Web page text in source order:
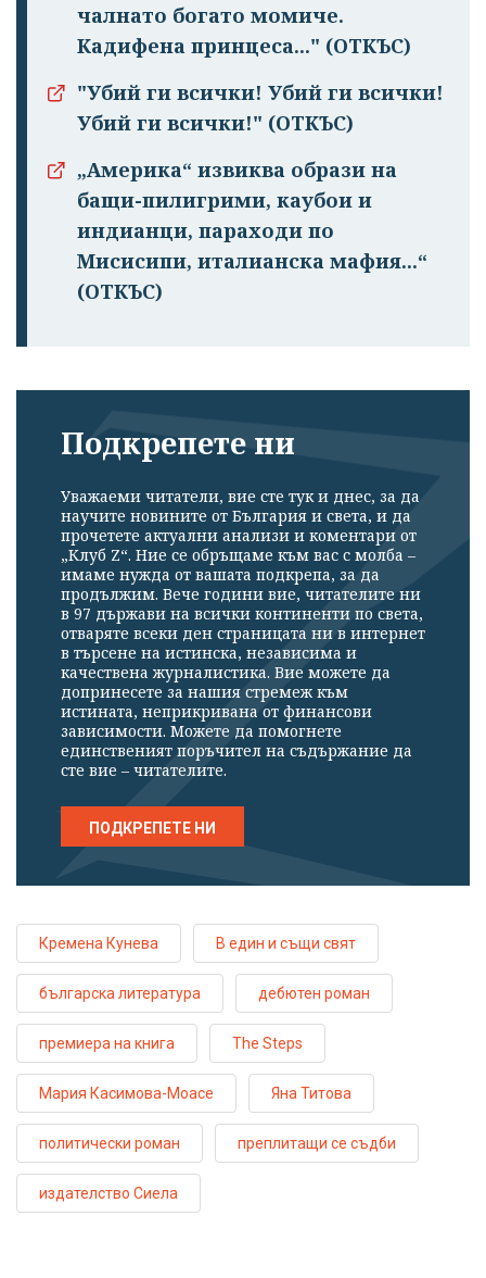
чалнато бога­то момиче.
Кадифена принцеса..." (ОТКЪС)
"Убий ги всички! Убий ги всички!
Убий ги всички!" (ОТКЪС)
„Америка“ извиква образи на
бащи-пилигрими, каубои и
индианци, параходи по
Мисисипи, италианска мафия...“
(ОТКЪС)
Подкрепете ни
Уважаеми читатели, вие сте тук и днес, за да
научите новините от България и света, и да
прочетете актуални анализи и коментари от
„Клуб Z“. Ние се обръщаме към вас с молба –
имаме нужда от вашата подкрепа, за да
продължим. Вече години вие, читателите ни
в 97 държави на всички континенти по света,
отваряте всеки ден страницата ни в интернет
в търсене на истинска, независима и
качествена журналистика. Вие можете да
допринесете за нашия стремеж към
истината, неприкривана от финансови
зависимости. Можете да помогнете
единственият поръчител на съдържание да
сте вие – читателите.
ПОДКРЕПЕТЕ НИ
Кремена Кунева В един и същи свят
българска литература дебютен роман
премиера на книга The Steps
Мария Касимова-Моасе Яна Титова
политически роман преплитащи се съдби
издателство Сиела